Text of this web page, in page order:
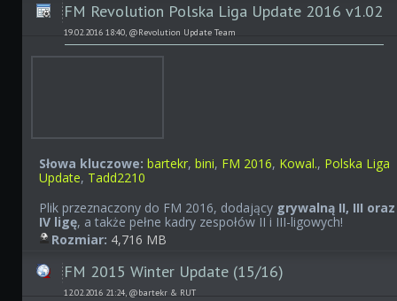
FM Revolution Polska Liga Update 2016 v1.02
19.02.2016 18:40, @Revolution Update Team
Słowa kluczowe: bartekr,bini, FM 2016, Kowal., Polska Liga
Update, Tadd2210
Plik przeznaczony do FM 2016, dodający grywalną II, III oraz
IV ligę, a także pełne kadry zespołów II i III-ligowych!
Rozmiar: 4,716 MB
FM 2015 Winter Update (15/16)
12.02.2016 21:24, @bartekr & RUT